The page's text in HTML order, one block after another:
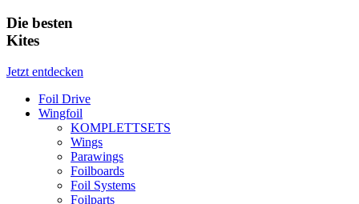
Die besten
Kites
Jetzt entdecken
Foil Drive
Wingfoil
KOMPLETTSETS
Wings
Parawings
Foilboards
Foil Systems
Foilparts